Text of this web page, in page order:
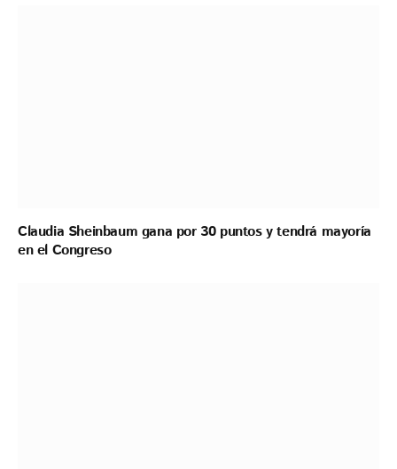
Claudia Sheinbaum gana por 30 puntos y tendrá mayoría
en el Congreso